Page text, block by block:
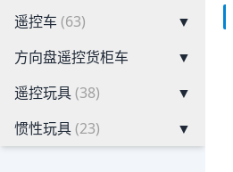
遥控车 (63)
▼
方向盘遥控货柜车
▼
遥控玩具(38)
▼
惯性玩具(23) ▼